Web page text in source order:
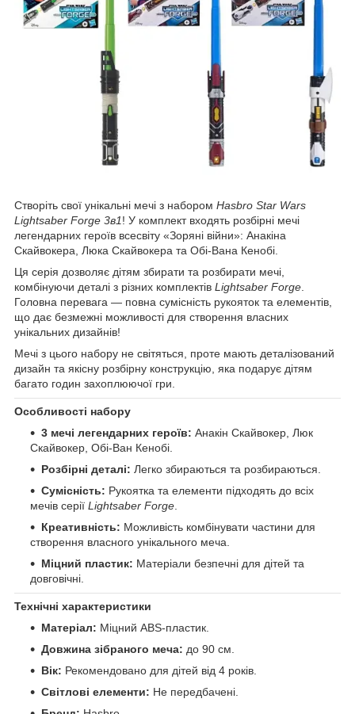
Створіть свої унікальні мечі з набором Hasbro Star Wars
Lightsaber Forge 3в1! У комплект входять розбірні мечі
легендарних героїв всесвіту «Зоряні війни»: Анакіна
Скайвокера, Люка Скайвокера та Обі-Вана Кенобі.
Ця серія дозволяє дітям збирати та розбирати мечі,
комбінуючи деталі з різних комплектів Lightsaber Forge
Головна перевага — повна сумісність рукояток та елементів,
що дає безмежні можливості для створення власних
унікальних дизайнів!
Мечі з цього набору не світяться, проте мають деталізований
дизайн та якісну розбірну конструкцію, яка подарує дітям
багато годин захоплюючої гри.
Особливості набору
3 мечі легендарних героїв: Анакін Скайвокер, Люк
Скайвокер, Обі-Ван Кенобі.
Розбірні деталі: Легко збираються та розбираються.
Сумісність: Рукоятка та елементи підходять до всіх
мечів серії Lightsaber Forge
Креативність: Можливість комбінувати частини для
створення власного унікального меча.
Міцний пластик: Матеріали безпечні для дітей та
довговічні.
Технічні характеристики
Матеріал: Міцний ABS-пластик.
Довжина зібраного меча: до 90 см.
Вік: Рекомендовано для дітей від 4 років.
Світлові елементи: Не передбачені.